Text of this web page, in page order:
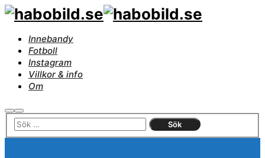
Innebandy
Fotboll
Instagram
Villkor & info
Om
SökHuvudmeny